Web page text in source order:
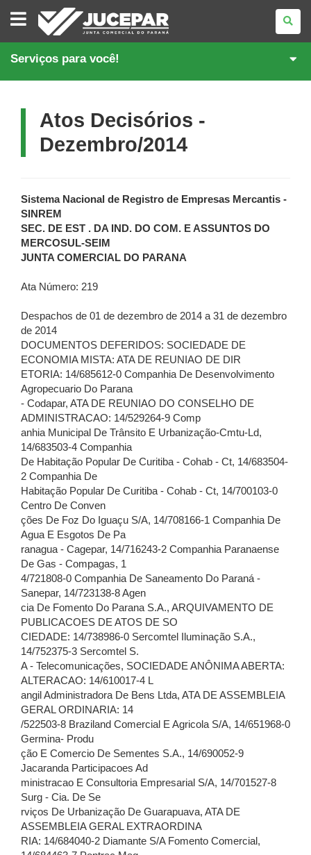
JUNTA
COMERCIAL
DO
PARANÁ
Serviços para você!
Atos Decisórios -
Dezembro/2014
Sistema Nacional de Registro de Empresas Mercantis -
SINREM
SEC. DE EST . DA IND. DO COM. E ASSUNTOS DO
MERCOSUL-SEIM
JUNTA COMERCIAL DO PARANA
Ata Número: 219
Despachos de 01 de dezembro de 2014 a 31 de dezembro
de 2014
DOCUMENTOS DEFERIDOS: SOCIEDADE DE
ECONOMIA MISTA: ATA DE REUNIAO DE DIR
ETORIA: 14/685612-0 Companhia De Desenvolvimento
Agropecuario Do Parana
- Codapar, ATA DE REUNIAO DO CONSELHO DE
ADMINISTRACAO: 14/529264-9 Comp
anhia Municipal De Trânsito E Urbanização-Cmtu-Ld,
14/683503-4 Companhia
De Habitação Popular De Curitiba - Cohab - Ct, 14/683504-
2 Companhia De
Habitação Popular De Curitiba - Cohab - Ct, 14/700103-0
Centro De Conven
ções De Foz Do Iguaçu S/A, 14/708166-1 Companhia De
Agua E Esgotos De Pa
ranagua - Cagepar, 14/716243-2 Companhia Paranaense
De Gas - Compagas, 1
4/721808-0 Companhia De Saneamento Do Paraná -
Sanepar, 14/723138-8 Agen
cia De Fomento Do Parana S.A., ARQUIVAMENTO DE
PUBLICACOES DE ATOS DE SO
CIEDADE: 14/738986-0 Sercomtel Iluminação S.A.,
14/752375-3 Sercomtel S.
A - Telecomunicações, SOCIEDADE ANÔNIMA ABERTA:
ALTERACAO: 14/610017-4 L
angil Administradora De Bens Ltda, ATA DE ASSEMBLEIA
GERAL ORDINARIA: 14
/522503-8 Braziland Comercial E Agricola S/A, 14/651968-0
Germina- Produ
ção E Comercio De Sementes S.A., 14/690052-9
Jacaranda Participacoes Ad
ministracao E Consultoria Empresarial S/A, 14/701527-8
Surg - Cia. De Se
rviços De Urbanização De Guarapuava, ATA DE
ASSEMBLEIA GERAL EXTRAORDINA
RIA: 14/684040-2 Diamante S/A Fomento Comercial,